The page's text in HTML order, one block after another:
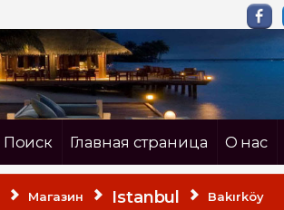
Поиск Главная страница О нас
Магазин Istanbul Bakırköy